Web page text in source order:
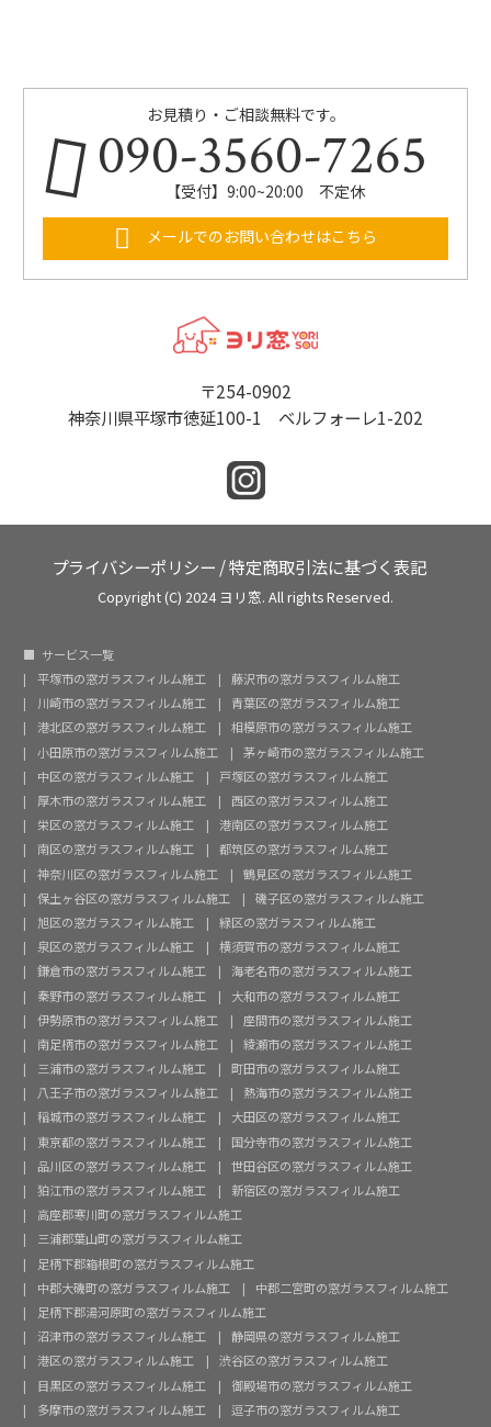
お見積り・ご相談無料です。
090-3560-7265
【受付】9:00~20:00 不定休
メールでのお問い合わせはこちら
〒254-0902
神奈川県平塚市徳延100-1 ベルフォーレ1-202
プライバシーポリシー /特定商取引法に基づく表記
Copyright (C) 2024 ヨリ窓. All rights Reserved.
サービス一覧
平塚市の窓ガラスフィルム施工
藤沢市の窓ガラスフィルム施工
川崎市の窓ガラスフィルム施工
青葉区の窓ガラスフィルム施工
港北区の窓ガラスフィルム施工
相模原市の窓ガラスフィルム施工
小田原市の窓ガラスフィルム施工
茅ヶ崎市の窓ガラスフィルム施工
中区の窓ガラスフィルム施工
戸塚区の窓ガラスフィルム施工
厚木市の窓ガラスフィルム施工
西区の窓ガラスフィルム施工
栄区の窓ガラスフィルム施工
港南区の窓ガラスフィルム施工
南区の窓ガラスフィルム施工
都筑区の窓ガラスフィルム施工
神奈川区の窓ガラスフィルム施工
鶴見区の窓ガラスフィルム施工
保土ヶ谷区の窓ガラスフィルム施工
磯子区の窓ガラスフィルム施工
旭区の窓ガラスフィルム施工
緑区の窓ガラスフィルム施工
泉区の窓ガラスフィルム施工
横須賀市の窓ガラスフィルム施工
鎌倉市の窓ガラスフィルム施工
海老名市の窓ガラスフィルム施工
秦野市の窓ガラスフィルム施工
大和市の窓ガラスフィルム施工
伊勢原市の窓ガラスフィルム施工
座間市の窓ガラスフィルム施工
南足柄市の窓ガラスフィルム施工
綾瀬市の窓ガラスフィルム施工
三浦市の窓ガラスフィルム施工
町田市の窓ガラスフィルム施工
八王子市の窓ガラスフィルム施工
熱海市の窓ガラスフィルム施工
稲城市の窓ガラスフィルム施工
大田区の窓ガラスフィルム施工
東京都の窓ガラスフィルム施工
国分寺市の窓ガラスフィルム施工
品川区の窓ガラスフィルム施工
世田谷区の窓ガラスフィルム施工
狛江市の窓ガラスフィルム施工
新宿区の窓ガラスフィルム施工
高座郡寒川町の窓ガラスフィルム施工
三浦郡葉山町の窓ガラスフィルム施工
足柄下郡箱根町の窓ガラスフィルム施工
中郡大磯町の窓ガラスフィルム施工
中郡二宮町の窓ガラスフィルム施工
足柄下郡湯河原町の窓ガラスフィルム施工
沼津市の窓ガラスフィルム施工
静岡県の窓ガラスフィルム施工
港区の窓ガラスフィルム施工
渋谷区の窓ガラスフィルム施工
目黒区の窓ガラスフィルム施工
御殿場市の窓ガラスフィルム施工
多摩市の窓ガラスフィルム施工
逗子市の窓ガラスフィルム施工